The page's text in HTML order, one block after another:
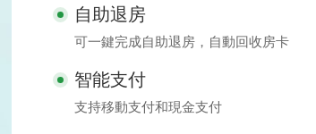
自助退房
可一鍵完成自助退房，自動回收房卡
智能支付
支持移動支付和現金支付